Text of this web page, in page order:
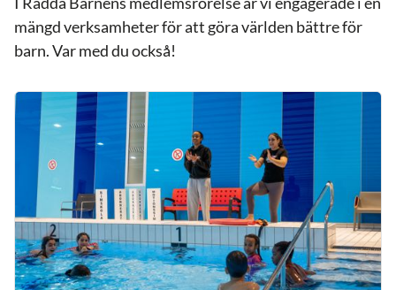
mängd verksamheter för att göra världen bättre för
barn. Var med du också!